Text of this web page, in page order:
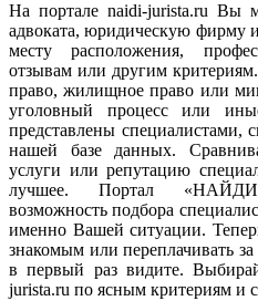
На портале naidi-jurista.ru Вы
адвоката, юридическую фирму
месту расположения,
отзывам или другим
право, жилищное право или
уголовный процесс или
представлены специалистами,
нашей базе данных.
услуги или репутацию
лучшее. Портал «НАЙДИ-
возможность подбора
именно Вашей ситуации.
знакомым или переплачивать
в первый раз видите.
jurista.ru по ясным критериям и